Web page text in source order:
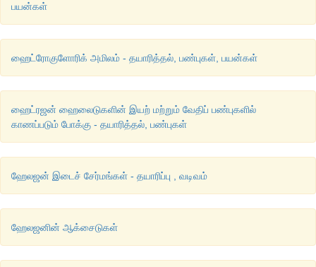
பயன்கள்
ஹைட்ரோகுளோரிக் அமிலம் - தயாரித்தல், பண்புகள், பயன்கள்
ஹைட்ரஜன் ஹைலைடுகளின் இயற் மற்றும் வேதிப் பண்புகளில்
காணப்படும் போக்கு - தயாரித்தல், பண்புகள்
ஹேலஜன் இடைச் சேர்மங்கள் - தயாரிப்பு , வடிவம்
ஹேலஜனின் ஆக்சைடுகள்